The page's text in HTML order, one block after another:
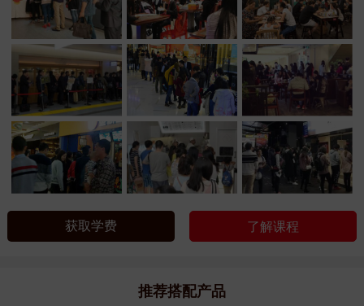
获取学费 了解课程
推荐搭配产品